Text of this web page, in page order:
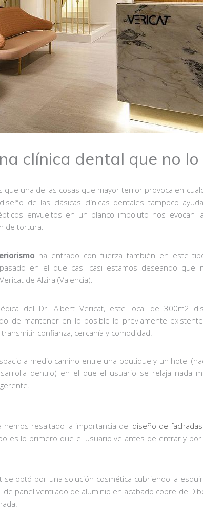
clínica dental que no
que una de las cosas que mayor terror provoca en
de las clásicas clínicas dentales tampoco
envueltos en un blanco impoluto nos evocan
de tortura.
ha entrado con fuerza también en este
en el que casi casi estamos deseando que
de Alzira (Valencia).
del Dr. Albert Vericat, este local de 300m2
de mantener en lo posible lo previamente
confianza, cercanía y comodidad.
a medio camino entre una boutique y un hotel
dentro) en el que el usuario se relaja nada
hemos resaltado la importancia del diseño de fachadas
es lo primero que el usuario ve antes de entrar y
se optó por una solución cosmética cubriendo la
de panel ventilado de aluminio en acabado cobre de